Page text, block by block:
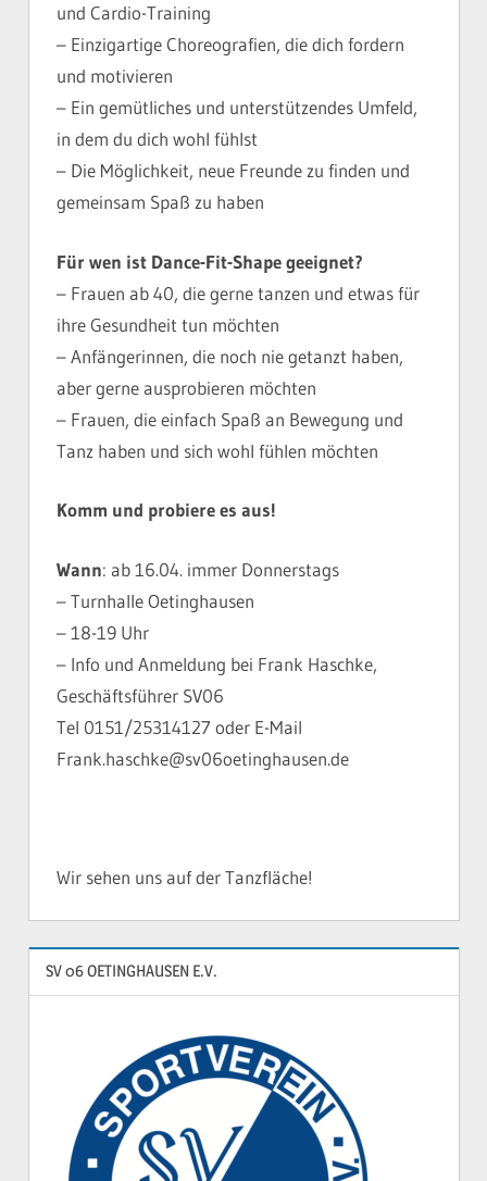
und Cardio-Training
– Einzigartige Choreografien, die dich fordern
und motivieren
– Ein gemütliches und unterstützendes Umfeld,
in dem du dich wohl fühlst
– Die Möglichkeit, neue Freunde zu finden und
gemeinsam Spaß zu haben
Für wen ist Dance-Fit-Shape geeignet?
– Frauen ab 40, die gerne tanzen und etwas für
ihre Gesundheit tun möchten
– Anfängerinnen, die noch nie getanzt haben,
aber gerne ausprobieren möchten
– Frauen, die einfach Spaß an Bewegung und
Tanz haben und sich wohl fühlen möchten
Komm und probiere es aus!
Wann: ab 16.04. immer Donnerstags
– Turnhalle Oetinghausen
– 18-19 Uhr
– Info und Anmeldung bei Frank Haschke,
Geschäftsführer SV06
Tel 0151/25314127 oder E-Mail
Frank.haschke@sv06oetinghausen.de
Wir sehen uns auf der Tanzfläche!
SV 06 OETINGHAUSEN E.V.